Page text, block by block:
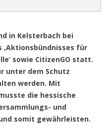
in Kelsterbach bei
‚Aktionsbündnisses für
sowie CitizenGO statt.
unter dem Schutz
werden. Mit
die hessische
und
somit gewährleisten.